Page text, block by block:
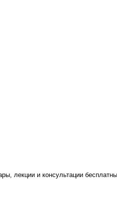
лекции и консультации